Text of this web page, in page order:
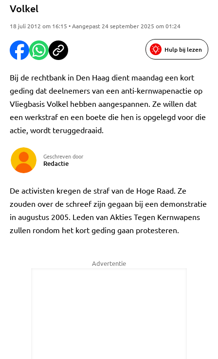
Volkel
18 juli 2012 om 16:15 • Aangepast 24 september 2025 om 01:24
Hulp bij lezen
Bij de rechtbank in Den Haag dient maandag een kort
geding dat deelnemers van een anti-kernwapenactie op
Vliegbasis Volkel hebben aangespannen. Ze willen dat
een werkstraf en een boete die hen is opgelegd voor die
actie, wordt teruggedraaid.
Geschreven door
Redactie
De activisten kregen de straf van de Hoge Raad. Ze
zouden over de schreef zijn gegaan bij een demonstratie
in augustus 2005. Leden van Akties Tegen Kernwapens
zullen rondom het kort geding gaan protesteren.
Advertentie